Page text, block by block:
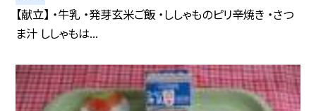
【献立】 ・牛乳 ・発芽玄米ご飯 ・ししゃものピリ辛焼き ・さつ
ま汁 ししゃもは...